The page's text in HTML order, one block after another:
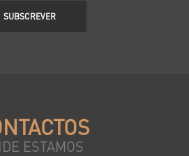
SUBSCREVER
ESTAMOS